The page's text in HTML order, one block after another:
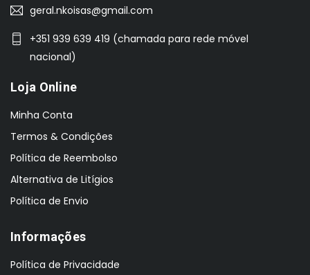
geral.nkoisas@gmail.com
+351 939 639 419 (chamada para rede móvel
nacional)
Loja Online
Minha Conta
Termos & Condições
Política de Reembolso
Alternativa de Litígios
Política de Envio
Informações
Política de Privacidade